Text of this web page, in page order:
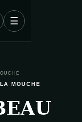
☰
MOUCHE